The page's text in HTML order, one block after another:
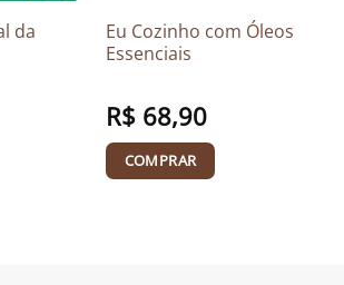
da
Eu Cozinho com Óleos
Essenciais
R$68,90
COMPRAR